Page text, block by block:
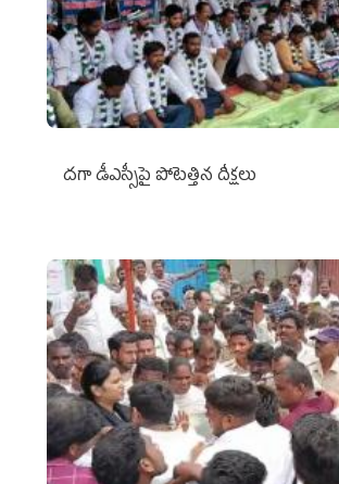
దగా డీఎస్సీపై పోటెత్తిన దీక్షలు